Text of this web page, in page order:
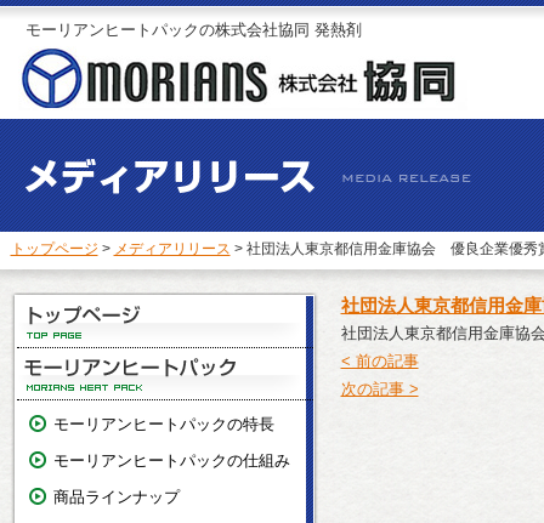
モーリアンヒートパックの株式会社協同 発熱剤
トップページ > メディアリリース > 社団法人東京都信用金庫協会 優良企業優秀
モーリアンヒートパックの特長
モーリアンヒートパックの仕組み
商品ラインナップ
社団法人東京都信用金
社団法人東京都信用金庫協
< 前の記事
次の記事 >